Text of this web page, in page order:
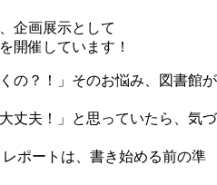
企画展示として
開催しています！
の？！」そのお悩み、図書館が
丈夫！」と思っていたら、気づ
ポートは、書き始める前の準